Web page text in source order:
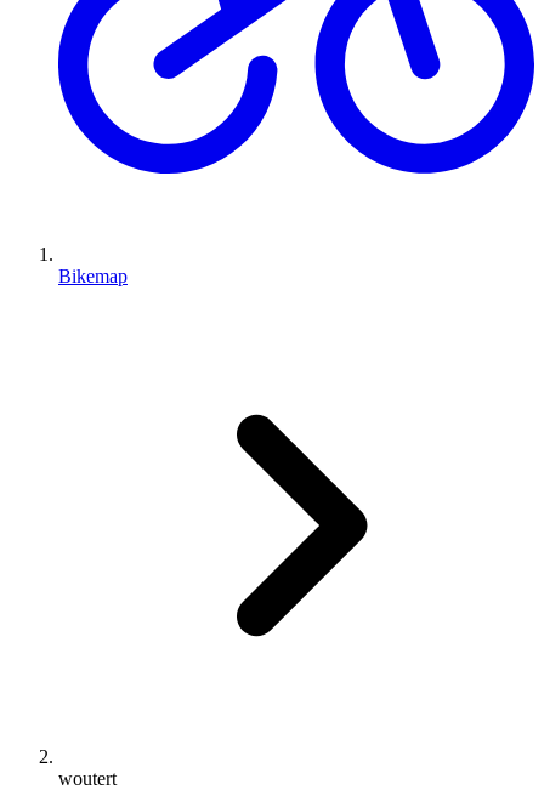
Bikemap
woutert